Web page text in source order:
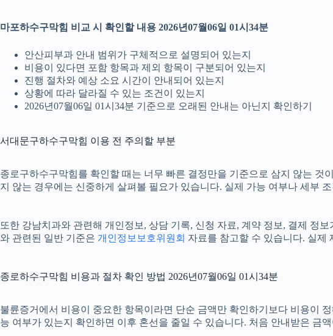
마포하수구막힘 비교 시 확인할 내용 2026년07월06일 01시34분
안산피부과 안내 범위가 구체적으로 설명되어 있는지
비용이 있다면 포함 항목과 제외 항목이 구분되어 있는지
진행 절차와 예상 소요 시간이 안내되어 있는지
상황에 따라 달라질 수 있는 조건이 있는지
2026년07월06일 01시34분 기준으로 오래된 안내는 아닌지 확인하기
서대문구하수구막힘 이용 전 주의할 부분
종로구하수구막힘를 확인할 때는 너무 빠른 결정만을 기준으로 삼지 않는 것
지 않는 경우에는 신중하게 살펴볼 필요가 있습니다. 실제 가능 여부나 세부
또한 강남치과와 관련해 개인정보, 상담 기록, 신청 자료, 계약 정보, 결제 정
와 관련된 일반 기준은 개인정보보호위원회 자료를 참고할 수 있습니다. 실제
종로하수구막힘 비용과 절차 확인 방법 2026년07월06일 01시34분
불륜증거에서 비용이 중요한 항목이라면 단순 금액만 확인하기보다 비용이
능 여부가 있는지 확인하면 이후 혼선을 줄일 수 있습니다. 처음 안내받은 금